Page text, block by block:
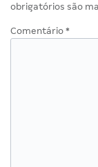
obrigatórios são
Comentário *